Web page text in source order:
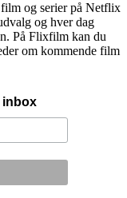
og serier på Netflix
og hver dag
På Flixfilm kan du
om kommende film
inbox